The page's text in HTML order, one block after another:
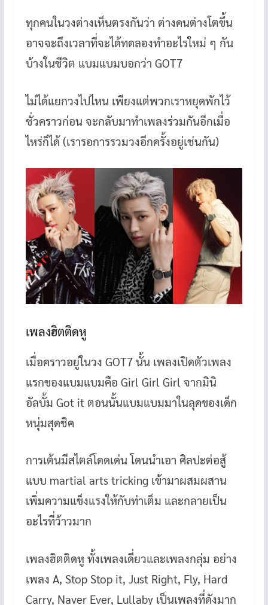
ทุกคนในวงต่างเห็นตรงกันว่า ต่างคนต่างโตขึ้น
อาจจะถึงเวลาที่จะได้ทดลองทำอะไรใหม่ ๆ กัน
บ้างในชีวิต แบมแบมบอกว่า GOT7
ไม่ได้แยกวงไปไหน เพียงแต่พวกเราหยุดพักไว้
ชั่วคราวก่อน จะกลับมาทำเพลงร่วมกันอีกเมื่อ
ไหร่ก็ได้ (เรารอการรวมวงอีกครั้งอยู่เช่นกัน)
เพลงฮิตติดหู
เมื่อคราวอยู่ในวง GOT7 นั้น เพลงเปิดตัวเพลง
แรกของแบมแบมคือ Girl Girl Girl จากมินิ
อัลบั้ม Got it ตอนนั้นแบมแบมมาในลุคของเด็ก
หนุ่มสุดชิค
การเต้นมีสไตล์โดดเด่น โดนนำเอา ศิลปะต่อสู้
แบบ martial arts tricking เข้ามาผสมผสาน
เพิ่มความแข็งแรงให้กับท่าเต็ม และกลายเป็น
อะไรที่ว้าวมาก
เพลงฮิตติดหู ทั้งเพลงเดี่ยวและเพลงกลุ่ม อย่าง
เพลง A, Stop Stop it, Just Right, Fly, Hard
Carry, Naver Ever, Lullaby เป็นเพลงที่ดังมาก